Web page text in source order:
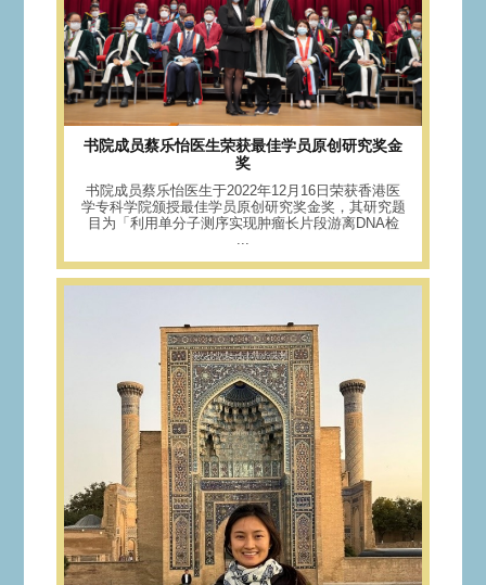
书院成员蔡乐怡医生荣获最佳学员原创研究奖金
奖
书院成员蔡乐怡医生于2022年12月16日荣获香港医
学专科学院颁授最佳学员原创研究奖金奖，其研究题
目为「利用单分子测序实现肿瘤长片段游离DNA检
...